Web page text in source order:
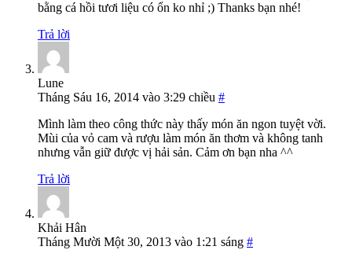
bằng cá hồi tươi liệu có ổn ko nhỉ ;) Thanks bạn nhé!
Trả lời
Lune
Tháng Sáu 16, 2014 vào 3:29 chiều #
Mình làm theo công thức này thấy món ăn ngon tuyệt vời.
Mùi của vỏ cam và rượu làm món ăn thơm và không tanh
nhưng vẫn giữ được vị hải sản. Cảm ơn bạn nha ^^
Trả lời
Khải Hân
Tháng Mười Một 30, 2013 vào 1:21 sáng #